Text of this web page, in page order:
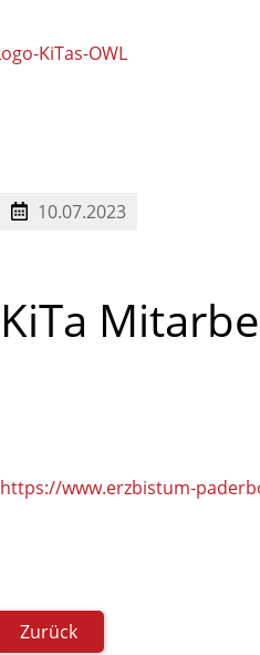
10.07.2023
KiTa
https://www.erzbistum-
Zurück